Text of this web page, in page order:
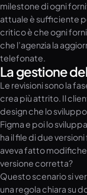
milestone di ogni
attuale è sufficiente
critico è che ogni
che l’agenzia la
telefonate.
La gestione
Le revisioni sono la
crea più attrito. Il
design che lo
Figma e poi lo
ha il file di due
aveva fatto
versione corretta?
Questo scenario si
una regola chiara su